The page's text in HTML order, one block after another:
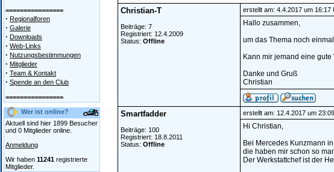
================
· Regionalforen
· Galerie
· Downloads
· Web-Links
· Nutzungsbestimmungen
· Mitglieder
· Team & Kontakt
· Spende an den Club
================
Wer ist online?
Aktuell sind hier 1899 Besucher
und 0 Mitglieder online.
Anmeldung
Wir haben 11241 registrierte
Mitglieder.
Christian-T
Beiträge: 7
Registriert: 12.4.2009
Status: Offline
erstellt am: 4.4.2017 um 16:17
Hallo zusammen,
um das Thema noch
Kann mir jemand eine
Danke und Gruß
Christian
Smartfadder
Beiträge: 100
Registriert: 18.8.2011
Status: Offline
erstellt am: 12.4.2017 um
Hi Christian,
Bei Mercedes Kunzmann
die haben mir schon so
Der Werkstattchef ist der